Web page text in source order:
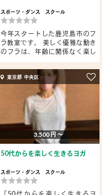
スポーツ・ダンス スクール
今年スタートした鹿児島市のフ
ラ教室です。 美しく優雅な動き
のフラは、年齢に関係なく楽し
東京都 中央区
3,500 円 〜
50代からを楽しく生きるヨガ
スポーツ・ダンス スクール